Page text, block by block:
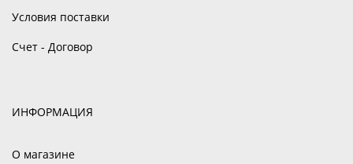
Условия поставки
Счет - Договор
ИНФОРМАЦИЯ
О магазине